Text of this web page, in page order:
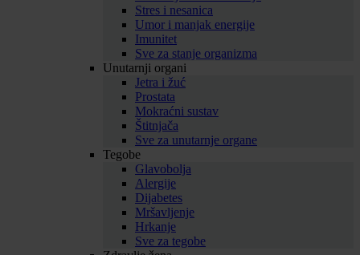
Stres i nesanica
Umor i manjak energije
Imunitet
Sve za stanje organizma
Unutarnji organi
Jetra i žuć
Prostata
Mokraćni sustav
Štitnjača
Sve za unutarnje organe
Tegobe
Glavobolja
Alergije
Dijabetes
Mršavljenje
Hrkanje
Sve za tegobe